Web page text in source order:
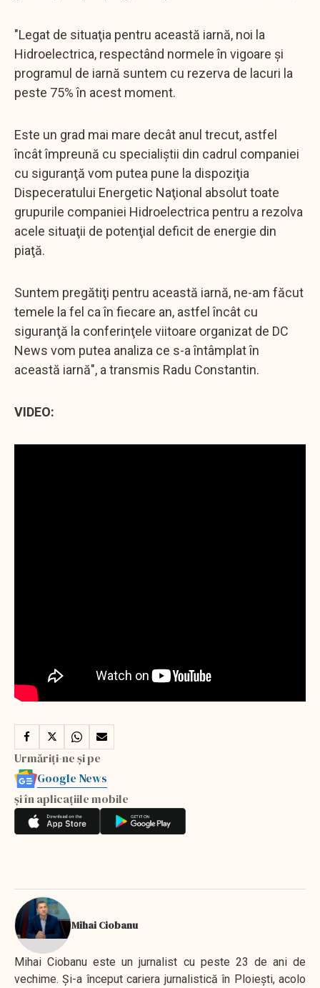
"Legat de situaţia pentru această iarnă, noi la
Hidroelectrica, respectând normele în vigoare şi
programul de iarnă suntem cu rezerva de lacuri la
peste 75% în acest moment.
Este un grad mai mare decât anul trecut, astfel
încât împreună cu specialiştii din cadrul companiei
cu siguranţă vom putea pune la dispoziţia
Dispeceratului Energetic Naţional absolut toate
grupurile companiei Hidroelectrica pentru a rezolva
acele situaţii de potenţial deficit de energie din
piaţă.
Suntem pregătiţi pentru această iarnă, ne-am făcut
temele la fel ca în fiecare an, astfel încât cu
siguranţă la conferinţele viitoare organizat de DC
News vom putea analiza ce s-a întâmplat în
această iarnă", a transmis Radu Constantin.
VIDEO:
Urmăriți-ne și pe
Google News
și în aplicațiile mobile
Mihai Ciobanu
Mihai Ciobanu este un jurnalist cu peste 23 de ani de
vechime. Şi-a început cariera jurnalistică în Ploieşti, acolo